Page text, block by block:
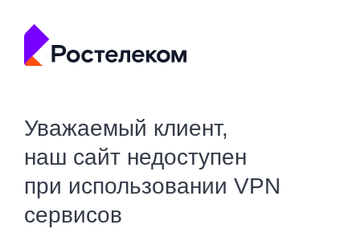
Уважаемый клиент,
наш сайт недоступен
при использовании VPN
сервисов